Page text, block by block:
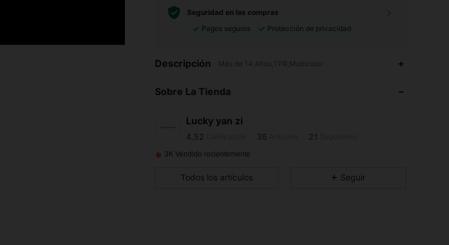
Seguridad en las compras
Pagos seguros
Protección de privacidad
Descripción Más de 14 Años,TPR,Multicolor
Sobre La Tienda
Lucky yan zi
4.52 36
4.52
4.52
36 21
4.52
4.52
3K Vendido recientemente
Todos los artículos Seguir